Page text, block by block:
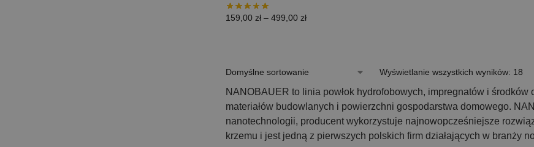
159,00 zł – 499,00 zł
Wyświetlanie wszystkich wyników: 18
NANOBAUER to linia powłok hydrofobowych, impregnatów i
materiałów budowlanych i powierzchni gospodarstwa domowego.
nanotechnologii, producent wykorzystuje najnowopcześniejsze
krzemu i jest jedną z pierwszych polskich firm działających w branży